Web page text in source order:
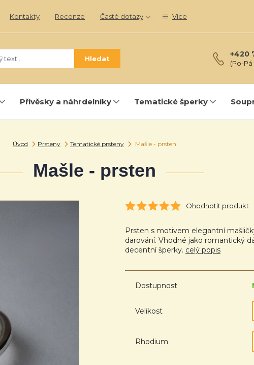
Kontakty Recenze Časté dotazy Více
Hledat +420
(Po-Pá
Přívěsky a náhrdelníky Tematické šperky
Úvod Prsteny Tematické prsteny Mašle - prsten
Mašle - prsten
Ohodnotit produkt
Prsten s motivem elegantní
darování. Vhodné jako romantický
decentní šperky. celý popis
Dostupnost
Velikost
Rhodium